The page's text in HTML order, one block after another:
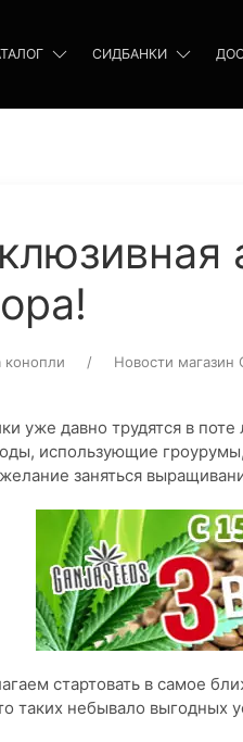
СИДБАНКИ
Новости магазин
уже давно трудятся в
использующие
заняться
стартовать в самое
таких небывало выгодных